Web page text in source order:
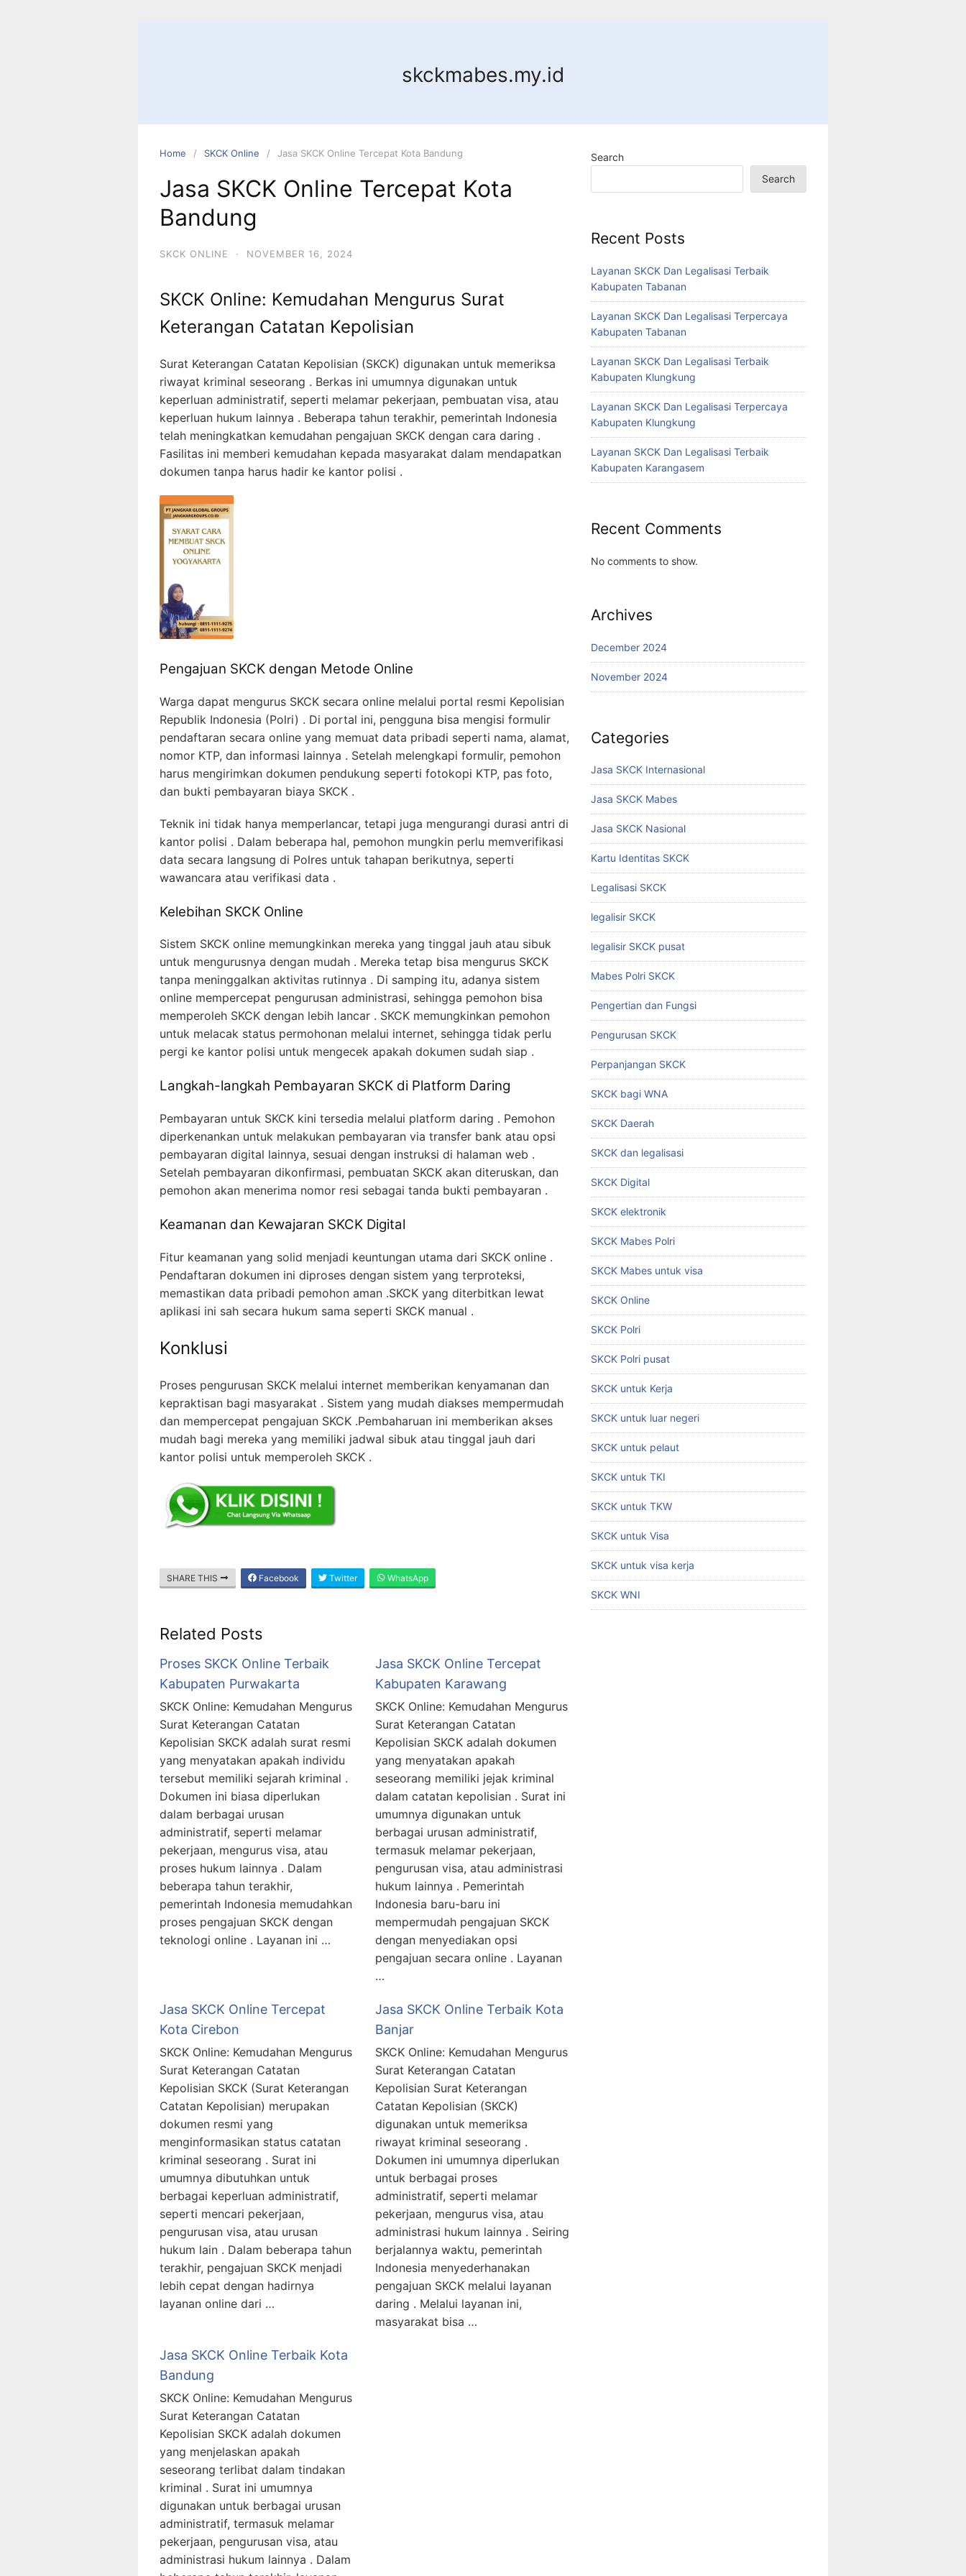
skckmabes.my.id
Home SKCK Online Jasa SKCK Online Tercepat Kota Bandung
Jasa SKCK Online Tercepat Kota
Bandung
SKCK ONLINE · NOVEMBER 16, 2024
SKCK Online: Kemudahan Mengurus Surat
Keterangan Catatan Kepolisian
Surat Keterangan Catatan Kepolisian (SKCK) digunakan untuk memeriksa
riwayat kriminal seseorang . Berkas ini umumnya digunakan untuk
keperluan administratif, seperti melamar pekerjaan, pembuatan visa, atau
keperluan hukum lainnya . Beberapa tahun terakhir, pemerintah Indonesia
telah meningkatkan kemudahan pengajuan SKCK dengan cara daring .
Fasilitas ini memberi kemudahan kepada masyarakat dalam mendapatkan
dokumen tanpa harus hadir ke kantor polisi .
Pengajuan SKCK dengan Metode Online
Warga dapat mengurus SKCK secara online melalui portal resmi Kepolisian
Republik Indonesia (Polri) . Di portal ini, pengguna bisa mengisi formulir
pendaftaran secara online yang memuat data pribadi seperti nama, alamat,
nomor KTP, dan informasi lainnya . Setelah melengkapi formulir, pemohon
harus mengirimkan dokumen pendukung seperti fotokopi KTP, pas foto,
dan bukti pembayaran biaya SKCK .
Teknik ini tidak hanya memperlancar, tetapi juga mengurangi durasi antri di
kantor polisi . Dalam beberapa hal, pemohon mungkin perlu memverifikasi
data secara langsung di Polres untuk tahapan berikutnya, seperti
wawancara atau verifikasi data .
Kelebihan SKCK Online
Sistem SKCK online memungkinkan mereka yang tinggal jauh atau sibuk
untuk mengurusnya dengan mudah . Mereka tetap bisa mengurus SKCK
tanpa meninggalkan aktivitas rutinnya . Di samping itu, adanya sistem
online mempercepat pengurusan administrasi, sehingga pemohon bisa
memperoleh SKCK dengan lebih lancar . SKCK memungkinkan pemohon
untuk melacak status permohonan melalui internet, sehingga tidak perlu
pergi ke kantor polisi untuk mengecek apakah dokumen sudah siap .
Langkah-langkah Pembayaran SKCK di Platform Daring
Pembayaran untuk SKCK kini tersedia melalui platform daring . Pemohon
diperkenankan untuk melakukan pembayaran via transfer bank atau opsi
pembayaran digital lainnya, sesuai dengan instruksi di halaman web .
Setelah pembayaran dikonfirmasi, pembuatan SKCK akan diteruskan, dan
pemohon akan menerima nomor resi sebagai tanda bukti pembayaran .
Keamanan dan Kewajaran SKCK Digital
Fitur keamanan yang solid menjadi keuntungan utama dari SKCK online .
Pendaftaran dokumen ini diproses dengan sistem yang terproteksi,
memastikan data pribadi pemohon aman .SKCK yang diterbitkan lewat
aplikasi ini sah secara hukum sama seperti SKCK manual .
Konklusi
Proses pengurusan SKCK melalui internet memberikan kenyamanan dan
kepraktisan bagi masyarakat . Sistem yang mudah diakses mempermudah
dan mempercepat pengajuan SKCK .Pembaharuan ini memberikan akses
mudah bagi mereka yang memiliki jadwal sibuk atau tinggal jauh dari
kantor polisi untuk memperoleh SKCK .
SHARE THIS Facebook Twitter WhatsApp
Related Posts
Proses SKCK Online Terbaik
Kabupaten Purwakarta
SKCK Online: Kemudahan Mengurus
Surat Keterangan Catatan
Kepolisian SKCK adalah surat resmi
yang menyatakan apakah individu
tersebut memiliki sejarah kriminal .
Dokumen ini biasa diperlukan
dalam berbagai urusan
administratif, seperti melamar
pekerjaan, mengurus visa, atau
proses hukum lainnya . Dalam
beberapa tahun terakhir,
pemerintah Indonesia memudahkan
proses pengajuan SKCK dengan
teknologi online . Layanan ini …
Jasa SKCK Online Tercepat
Kabupaten Karawang
SKCK Online: Kemudahan Mengurus
Surat Keterangan Catatan
Kepolisian SKCK adalah dokumen
yang menyatakan apakah
seseorang memiliki jejak kriminal
dalam catatan kepolisian . Surat ini
umumnya digunakan untuk
berbagai urusan administratif,
termasuk melamar pekerjaan,
pengurusan visa, atau administrasi
hukum lainnya . Pemerintah
Indonesia baru-baru ini
mempermudah pengajuan SKCK
dengan menyediakan opsi
pengajuan secara online . Layanan
…
Jasa SKCK Online Tercepat
Kota Cirebon
SKCK Online: Kemudahan Mengurus
Surat Keterangan Catatan
Kepolisian SKCK (Surat Keterangan
Catatan Kepolisian) merupakan
dokumen resmi yang
menginformasikan status catatan
kriminal seseorang . Surat ini
umumnya dibutuhkan untuk
berbagai keperluan administratif,
seperti mencari pekerjaan,
pengurusan visa, atau urusan
hukum lain . Dalam beberapa tahun
terakhir, pengajuan SKCK menjadi
lebih cepat dengan hadirnya
layanan online dari …
Jasa SKCK Online Terbaik Kota
Banjar
SKCK Online: Kemudahan Mengurus
Surat Keterangan Catatan
Kepolisian Surat Keterangan
Catatan Kepolisian (SKCK)
digunakan untuk memeriksa
riwayat kriminal seseorang .
Dokumen ini umumnya diperlukan
untuk berbagai proses
administratif, seperti melamar
pekerjaan, mengurus visa, atau
administrasi hukum lainnya . Seiring
berjalannya waktu, pemerintah
Indonesia menyederhanakan
pengajuan SKCK melalui layanan
daring . Melalui layanan ini,
masyarakat bisa …
Jasa SKCK Online Terbaik Kota
Bandung
SKCK Online: Kemudahan Mengurus
Surat Keterangan Catatan
Kepolisian SKCK adalah dokumen
yang menjelaskan apakah
seseorang terlibat dalam tindakan
kriminal . Surat ini umumnya
digunakan untuk berbagai urusan
administratif, termasuk melamar
pekerjaan, pengurusan visa, atau
administrasi hukum lainnya . Dalam
Search
Search
Recent Posts
Layanan SKCK Dan Legalisasi Terbaik
Kabupaten Tabanan
Layanan SKCK Dan Legalisasi Terpercaya
Kabupaten Tabanan
Layanan SKCK Dan Legalisasi Terbaik
Kabupaten Klungkung
Layanan SKCK Dan Legalisasi Terpercaya
Kabupaten Klungkung
Layanan SKCK Dan Legalisasi Terbaik
Kabupaten Karangasem
Recent Comments
No comments to show.
Archives
December 2024
November 2024
Categories
Jasa SKCK Internasional
Jasa SKCK Mabes
Jasa SKCK Nasional
Kartu Identitas SKCK
Legalisasi SKCK
legalisir SKCK
legalisir SKCK pusat
Mabes Polri SKCK
Pengertian dan Fungsi
Pengurusan SKCK
Perpanjangan SKCK
SKCK bagi WNA
SKCK Daerah
SKCK dan legalisasi
SKCK Digital
SKCK elektronik
SKCK Mabes Polri
SKCK Mabes untuk visa
SKCK Online
SKCK Polri
SKCK Polri pusat
SKCK untuk Kerja
SKCK untuk luar negeri
SKCK untuk pelaut
SKCK untuk TKI
SKCK untuk TKW
SKCK untuk Visa
SKCK untuk visa kerja
SKCK WNI